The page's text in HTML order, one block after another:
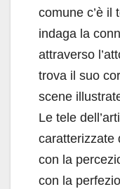
comune c’è il
indaga la
attraverso
trova il suo
scene
Le tele
caratterizzate
con la
con la